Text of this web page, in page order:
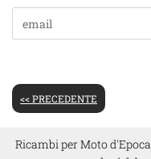
<< PRECEDENTE
Ricambi per Moto